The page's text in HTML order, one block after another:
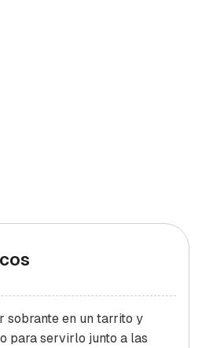
sobrante en un tarrito y
para servirlo junto a las